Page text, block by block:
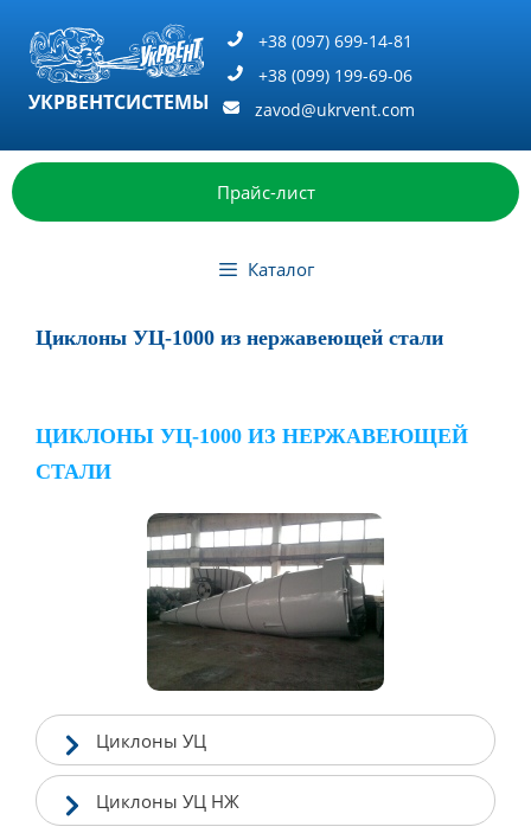
содержимому
УКРВЕНТСИСТЕМЫ
+38 (097) 699-14-81
+38 (099) 199-69-06
zavod@ukrvent.com
Прайс-лист
Каталог
Циклоны УЦ-1000 из нержавеющей стали
ЦИКЛОНЫ УЦ-1000 ИЗ НЕРЖАВЕЮЩЕЙ
СТАЛИ
Циклоны УЦ
Циклоны УЦ НЖ